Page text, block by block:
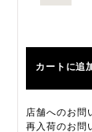
カートに追
店舗へのお
再入荷のお問